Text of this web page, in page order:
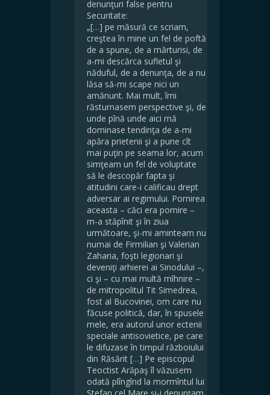
denunţuri false pentru
Securitate:
„[…] pe măsură ce scriam,
creştea în mine un fel de poftă
de a spune, de a mărturisi, de
a-mi descărca sufletul şi
năduful, de a denunţa, de a nu
lăsa să-mi scape nici un
amănunt. Mai mult, îmi
răsturnasem perspective şi, de
unde pînă unde aici mă
dominase tendinţa de a-mi
apăra prietenii şi a pune cît
mai puţin pe seama lor, acum
simţeam un fel de voluptate
să le descopăr fapta şi
atitudini care-i calificau drept
adversar ai regimului. Pornirea
aceasta – căci era pornire –
m-a stăpînit şi în ziua
următoare, şi-mi aminteam nu
numai de Firmilian şi Valerian
Zaharia, foşti legionari şi
deveniţi arhierei ai Sinodului –,
ci şi – cu mai multă mîhnire –
de mitropolitul Tit Simedrea,
fost al Bucovinei, om care nu
făcuse politică, dar, în spusele
mele, era autorul unor ectenii
speciale antisovietice, pe care
le difuzase în timpul războiului
din Răsărit […] Pe episcopul
Teoctist Arăpaş îl văzusem
odată plîngînd la mormîntul lui
Ştefan cel Mare şi-i denunţam